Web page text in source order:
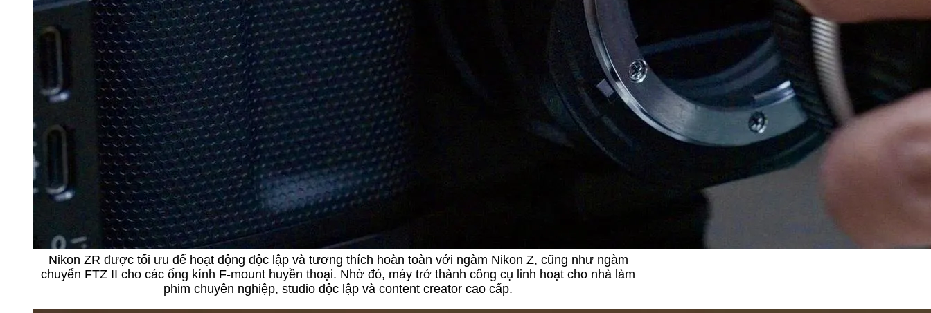
Nikon ZR được tối ưu để hoạt động độc lập và tương thích hoàn toàn với ngàm Nikon Z, cũng như ngàm
chuyển FTZ II cho các ống kính F-mount huyền thoại. Nhờ đó, máy trở thành công cụ linh hoạt cho nhà làm
phim chuyên nghiệp, studio độc lập và content creator cao cấp.